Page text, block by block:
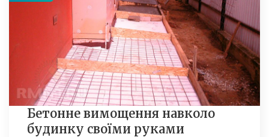
Бетонне вимощення навколо
будинку своїми руками